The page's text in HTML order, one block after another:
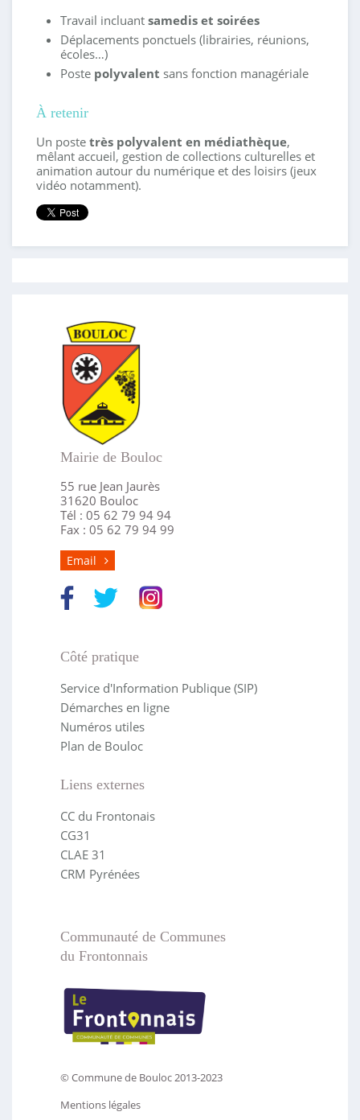
Travail incluant samedis et soirées
Déplacements ponctuels (librairies, réunions,
écoles…)
Poste polyvalent sans fonction managériale
À retenir
Un poste très polyvalent en médiathèque,
mêlant accueil, gestion de collections culturelles et
animation autour du numérique et des loisirs (jeux
vidéo notamment).
Mairie de Bouloc
55 rue Jean Jaurès
31620 Bouloc
Tél : 05 62 79 94 94
Fax : 05 62 79 94 99
Email
Côté pratique
Service d'Information Publique (SIP)
Démarches en ligne
Numéros utiles
Plan de Bouloc
Liens externes
CC du Frontonais
CG31
CLAE 31
CRM Pyrénées
Communauté de Communes
du Frontonnais
© Commune de Bouloc 2013-2023
Mentions légales